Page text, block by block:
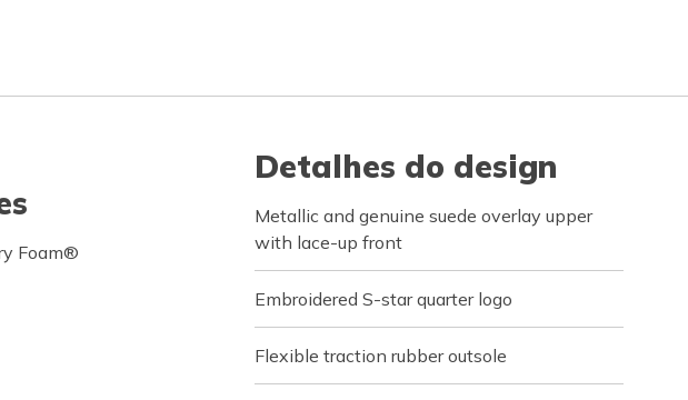
Foam®
Detalhes do design
Metallic and genuine suede overlay upper
with lace-up front
Embroidered S-star quarter logo
Flexible traction rubber outsole